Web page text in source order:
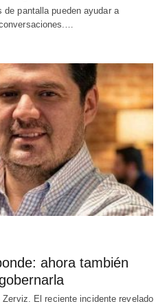
pantalla pueden ayudar a
ahora también
El reciente incidente revelado